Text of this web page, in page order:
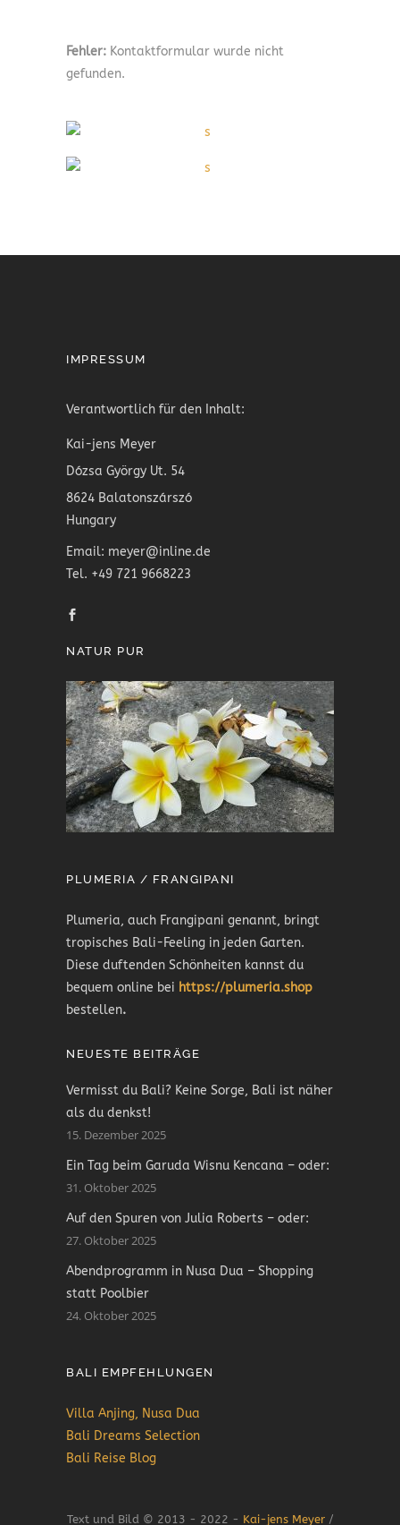
Fehler: Kontaktformular wurde nicht
gefunden.
IMPRESSUM
Verantwortlich für den Inhalt:
Kai-jens Meyer
Dózsa György Ut. 54
8624 Balatonszárszó
Hungary
Email: meyer@inline.de
Tel. +49 721 9668223
NATUR PUR
PLUMERIA / FRANGIPANI
Plumeria, auch Frangipani genannt, bringt
tropisches Bali-Feeling in jeden Garten.
Diese duftenden Schönheiten kannst du
bequem online bei https://plumeria.shop
bestellen.
NEUESTE BEITRÄGE
Vermisst du Bali? Keine Sorge, Bali ist näher
als du denkst!
15. Dezember 2025
Ein Tag beim Garuda Wisnu Kencana – oder:
31. Oktober 2025
Auf den Spuren von Julia Roberts – oder:
27. Oktober 2025
Abendprogramm in Nusa Dua – Shopping
statt Poolbier
24. Oktober 2025
BALI EMPFEHLUNGEN
Villa Anjing, Nusa Dua
Bali Dreams Selection
Bali Reise Blog
Text und Bild © 2013 - 2022 - Kai-jens Meyer/